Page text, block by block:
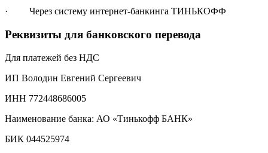
· Через систему интернет-банкинга ТИНЬКОФФ
Реквизиты для банковского перевода
Для платежей без НДС
ИП Володин Евгений Сергеевич
ИНН 772448686005
Наименование банка: АО «Тинькофф БАНК»
БИК 044525974